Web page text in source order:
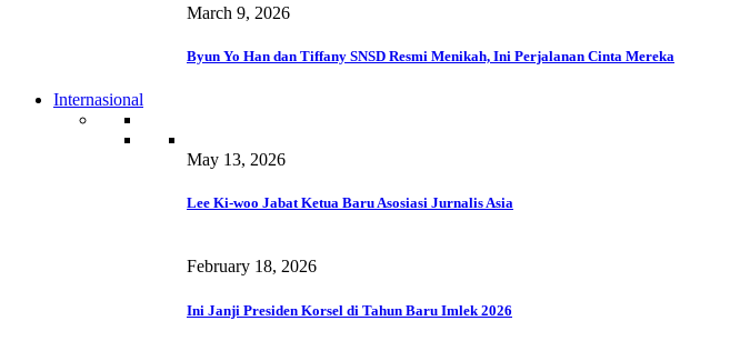
March 9, 2026
Byun Yo Han dan Tiffany SNSD Resmi Menikah, Ini Perjalanan Cinta Mereka
Internasional
May 13, 2026
Lee Ki-woo Jabat Ketua Baru Asosiasi Jurnalis Asia
February 18, 2026
Ini Janji Presiden Korsel di Tahun Baru Imlek 2026